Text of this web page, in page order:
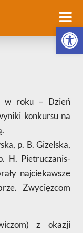
w roku – Dzień
konkursu na
p. B. Gizelska,
H. Pietruczanis-
najciekawsze
Zwycięzcom
z okazji